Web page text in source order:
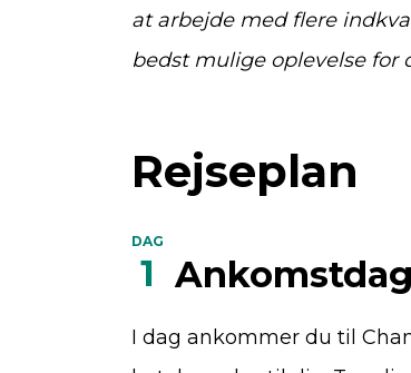
at arbejde med flere
bedst mulige oplevelse for
Rejseplan
DAG
1 Ankomstdag
I dag ankommer du til